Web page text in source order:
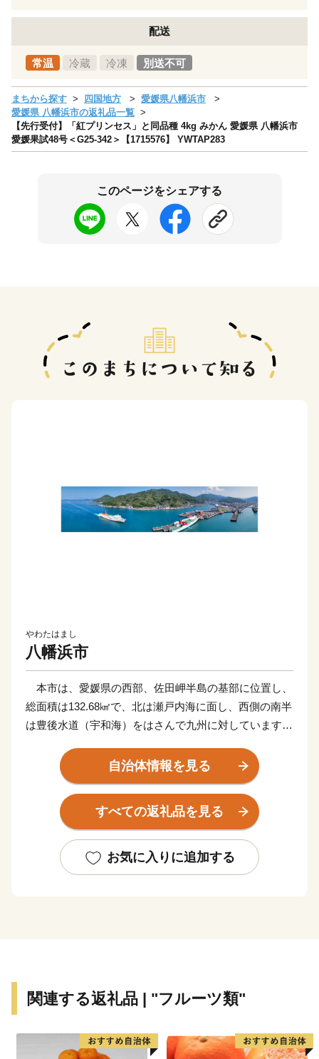
配送
常温 冷蔵 冷凍 別送不可
まちから探す 四国地方
愛媛県八幡浜市
愛媛県 八幡浜市の返礼品一覧
【先行受付】「紅プリンセス」と同品種 4kg みかん 愛媛県 八幡浜市
愛媛果試48号＜G25-342＞【1715576】 YWTAP283
このページをシェアする
やわたはまし
八幡浜市
本市は、愛媛県の西部、佐田岬半島の基部に位置し、
総面積は132.68㎢で、北は瀬戸内海に面し、西側の南半
は豊後水道（宇和海）をはさんで九州に対しています。
迫る地形で平坦地が少なく、岬と入り江が交錯した風光
明媚な景観をなしています。
みかん栽培は、明治の中頃から始まったといわれ、
的に有名です。また、トロール漁業を核とする水産業も
盛んで、西日本有数の水揚高を誇る水産市場は、大消費
自治体情報を見る
すべての返礼品を見る
お気に入りに追加する
関連する返礼品 | "フルーツ類"